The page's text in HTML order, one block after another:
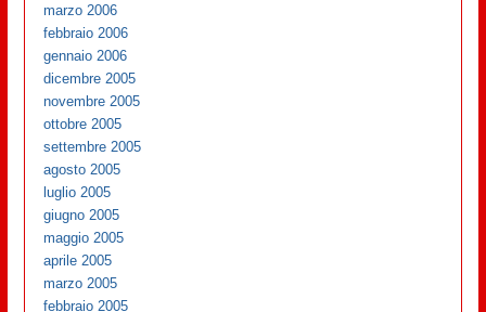
marzo 2006
febbraio 2006
gennaio 2006
dicembre 2005
novembre 2005
ottobre 2005
settembre 2005
agosto 2005
luglio 2005
giugno 2005
maggio 2005
aprile 2005
marzo 2005
febbraio 2005